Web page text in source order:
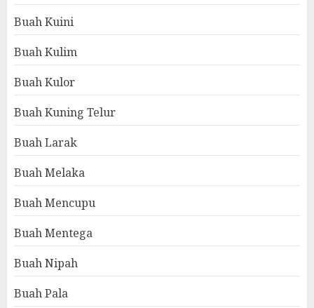
Buah Kuini
Buah Kulim
Buah Kulor
Buah Kuning Telur
Buah Larak
Buah Melaka
Buah Mencupu
Buah Mentega
Buah Nipah
Buah Pala